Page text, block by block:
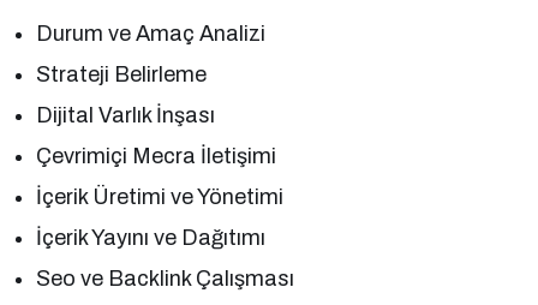
Durum ve Amaç Analizi
Strateji Belirleme
Dijital Varlık İnşası
Çevrimiçi Mecra İletişimi
İçerik Üretimi ve Yönetimi
İçerik Yayını ve Dağıtımı
Seo ve Backlink Çalışması